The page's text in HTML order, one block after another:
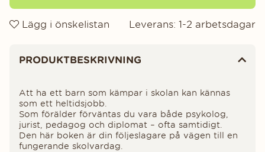
Lägg i önskelistan Leverans: 1-2 arbetsdagar
PRODUKTBESKRIVNING
Att ha ett barn som kämpar i skolan kan kännas
som ett heltidsjobb.
Som förälder förväntas du vara både psykolog,
jurist, pedagog och diplomat – ofta samtidigt.
Den här boken är din följeslagare på vägen till en
fungerande skolvardag.